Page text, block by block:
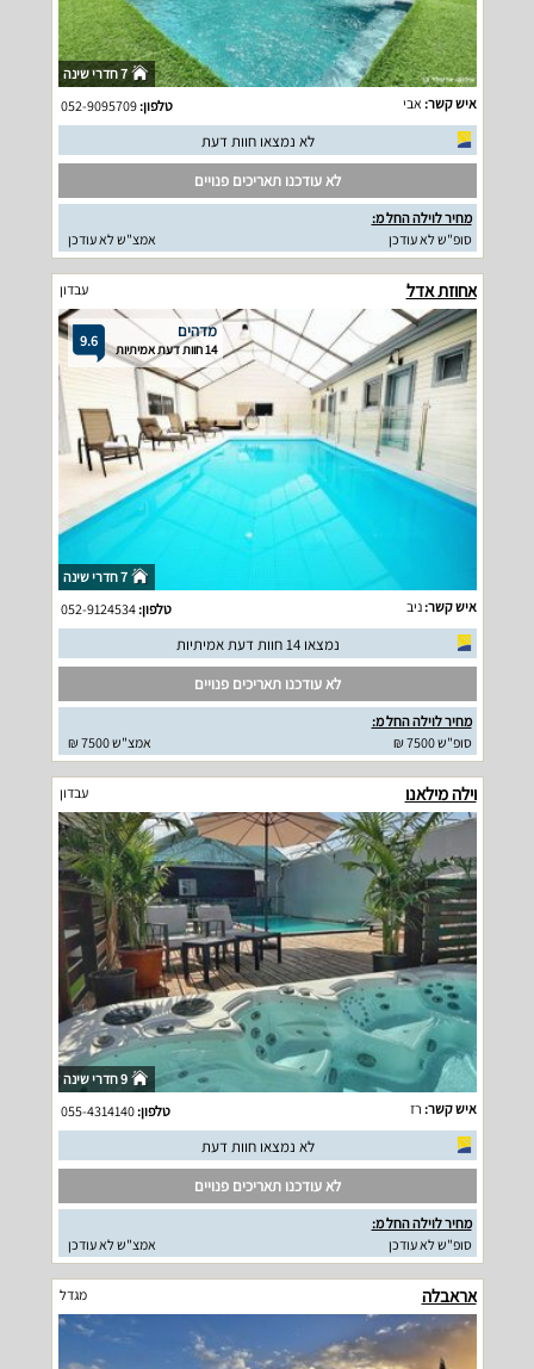
7 חדרי שינה
איש קשר: אבי טלפון:052-9095709
לא נמצאו חוות דעת
לא עודכנו תאריכים פנויים
מחיר לוילה החל מ:
סופ"ש לא עודכן
אמצ"ש לא עודכן
אחוזת אדל עבדון
9.6 מדהים
14 חוות דעת אמיתיות
7 חדרי שינה
איש קשר:ניב טלפון:052-9124534
נמצאו 14 חוות דעת אמיתיות
לא עודכנו תאריכים פנויים
מחיר לוילה החל מ:
סופ"ש 7500 ₪
אמצ"ש 7500 ₪
וילה מילאנו עבדון
9 חדרי שינה
איש קשר: רז טלפון:055-4314140
לא נמצאו חוות דעת
לא עודכנו תאריכים פנויים
מחיר לוילה החל מ:
סופ"ש לא עודכן
אמצ"ש לא עודכן
אראבלה מגדל